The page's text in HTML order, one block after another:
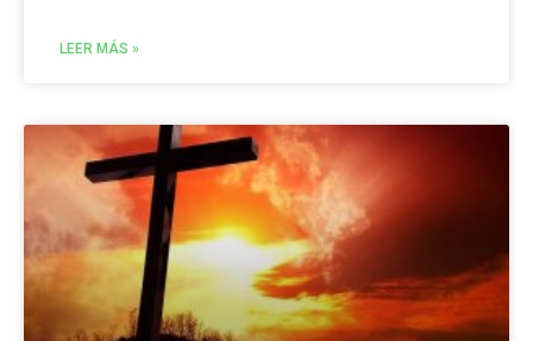
LEER MÁS »